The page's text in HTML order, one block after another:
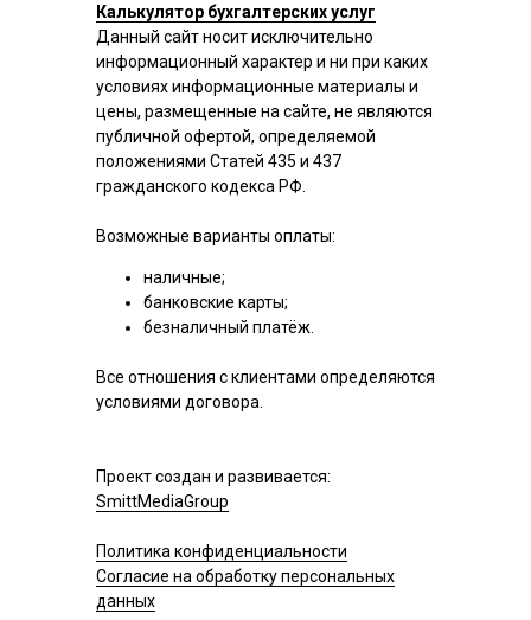
Калькулятор бухгалтерских услуг
Данный сайт носит исключительно
информационный характер и ни при каких
условиях информационные материалы и
цены, размещенные на сайте, не являются
публичной офертой, определяемой
положениями Статей 435 и 437
гражданского кодекса РФ.
Возможные варианты оплаты:
наличные;
банковские карты;
безналичный платёж.
Все отношения с клиентами определяются
условиями договора.
Проект создан и развивается:
SmittMediaGroup
Политика конфиденциальности
Согласие на обработку персональных
данных